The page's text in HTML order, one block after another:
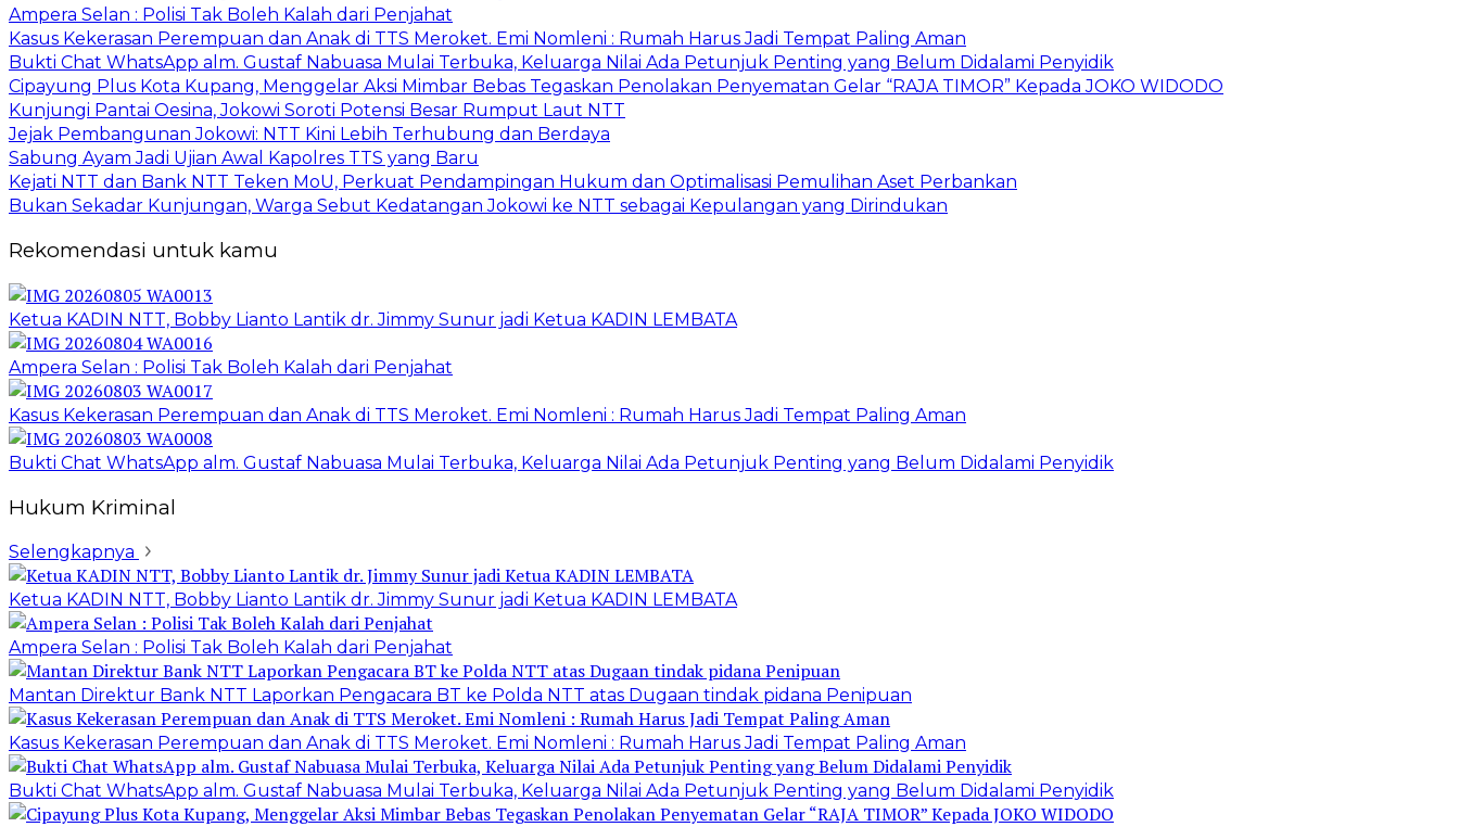
Ampera Selan : Polisi Tak Boleh Kalah dari Penjahat
Kasus Kekerasan Perempuan dan Anak di TTS Meroket. Emi Nomleni : Rumah Harus Jadi Tempat Paling Aman
Bukti Chat WhatsApp alm. Gustaf Nabuasa Mulai Terbuka, Keluarga Nilai Ada Petunjuk Penting yang Belum Didalami Penyidik
Cipayung Plus Kota Kupang, Menggelar Aksi Mimbar Bebas Tegaskan Penolakan Penyematan Gelar “RAJA TIMOR” Kepada JOKO WIDODO
Kunjungi Pantai Oesina, Jokowi Soroti Potensi Besar Rumput Laut NTT
Jejak Pembangunan Jokowi: NTT Kini Lebih Terhubung dan Berdaya
Sabung Ayam Jadi Ujian Awal Kapolres TTS yang Baru
Kejati NTT dan Bank NTT Teken MoU, Perkuat Pendampingan Hukum dan Optimalisasi Pemulihan Aset Perbankan
Bukan Sekadar Kunjungan, Warga Sebut Kedatangan Jokowi ke NTT sebagai Kepulangan yang Dirindukan
Rekomendasi untuk kamu
Ketua KADIN NTT, Bobby Lianto Lantik dr. Jimmy Sunur jadi Ketua KADIN LEMBATA
Ampera Selan : Polisi Tak Boleh Kalah dari Penjahat
Kasus Kekerasan Perempuan dan Anak di TTS Meroket. Emi Nomleni : Rumah Harus Jadi Tempat Paling Aman
Bukti Chat WhatsApp alm. Gustaf Nabuasa Mulai Terbuka, Keluarga Nilai Ada Petunjuk Penting yang Belum Didalami Penyidik
Hukum Kriminal
Selengkapnya
Ketua KADIN NTT, Bobby Lianto Lantik dr. Jimmy Sunur jadi Ketua KADIN LEMBATA
Ampera Selan : Polisi Tak Boleh Kalah dari Penjahat
Mantan Direktur Bank NTT Laporkan Pengacara BT ke Polda NTT atas Dugaan tindak pidana Penipuan
Kasus Kekerasan Perempuan dan Anak di TTS Meroket. Emi Nomleni : Rumah Harus Jadi Tempat Paling Aman
Bukti Chat WhatsApp alm. Gustaf Nabuasa Mulai Terbuka, Keluarga Nilai Ada Petunjuk Penting yang Belum Didalami Penyidik